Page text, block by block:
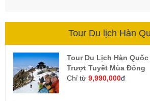
Tour Du lịch Hàn
Tour Du Lịch Hàn Quốc
Trượt Tuyết Mùa Đông
Chỉ từ 9,990,000đ